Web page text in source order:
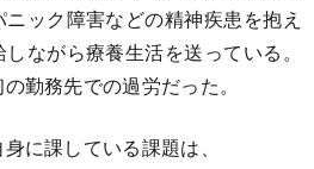
ック障害などの精神疾患を抱え
ながら療養生活を送っている。
勤務先での過労だった。
に課している課題は、